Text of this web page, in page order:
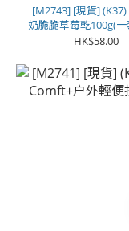
[M2743] [現貨]
奶脆脆草莓乾100g(一
HK$58.00